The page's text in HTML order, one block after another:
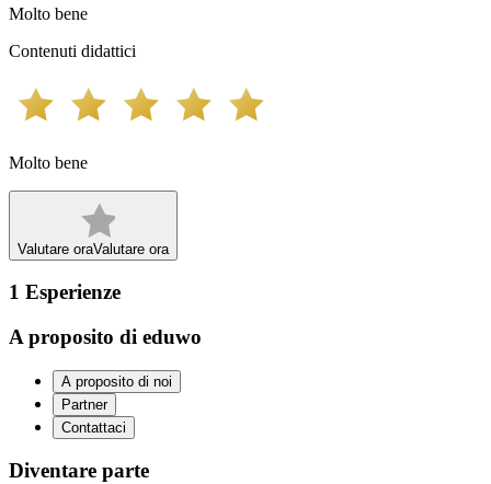
Molto bene
Contenuti didattici
Molto bene
Valutare oraValutare ora
1 Esperienze
A proposito di eduwo
A proposito di noi
Partner
Contattaci
Diventare parte